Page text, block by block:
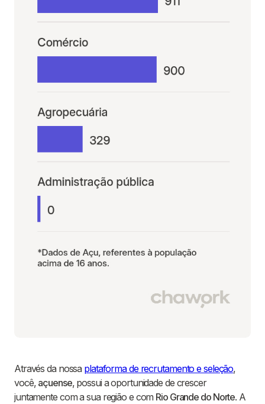
Através da nossa plataforma de recrutamento e seleção,
você, açuense, possui a oportunidade de crescer
juntamente com a sua região e com Rio Grande do Norte. A